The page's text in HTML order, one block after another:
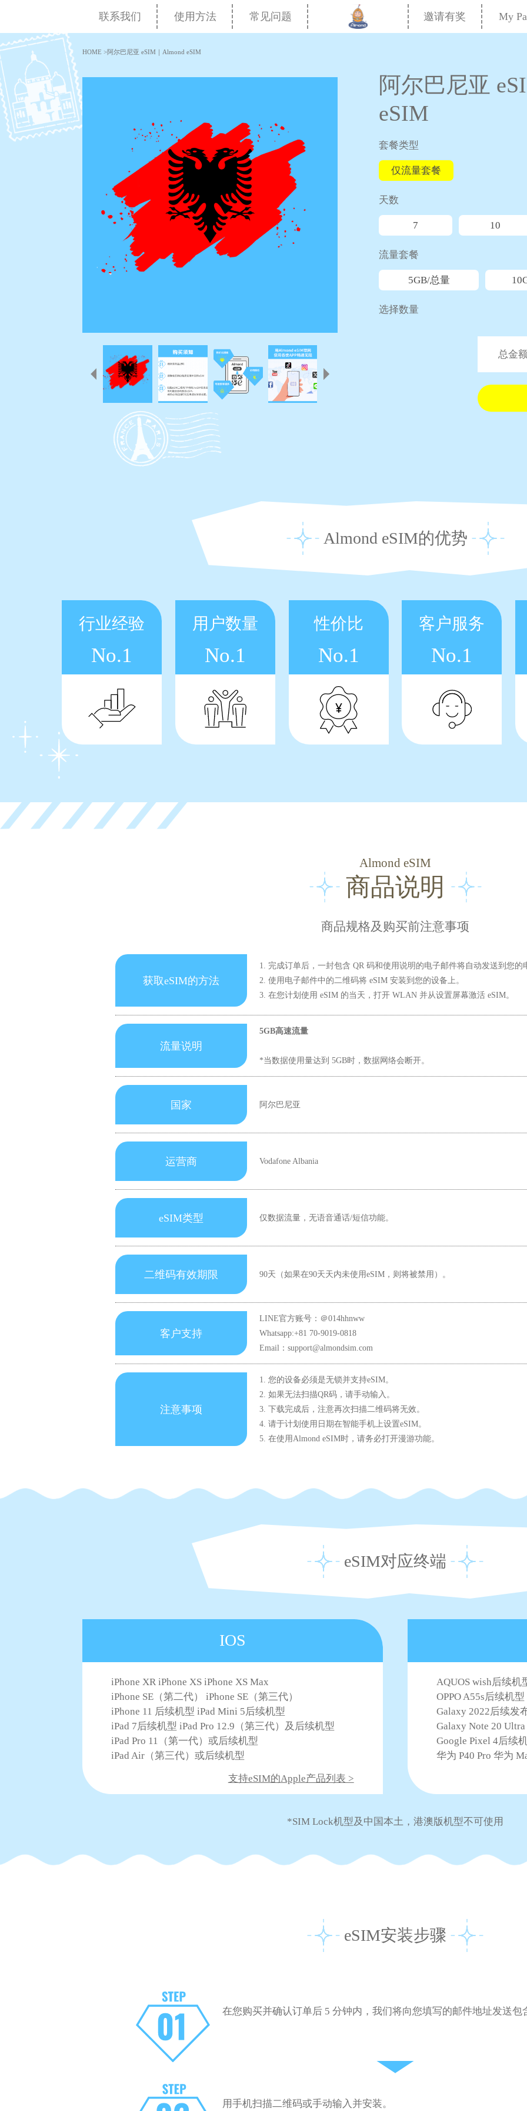
联系我们 使用方法 常见问题 邀请有奖 My
HOME >阿尔巴尼亚 eSIM｜Almond eSIM
阿尔巴尼亚
eSIM
套餐类型
仅流量套餐
天数
7 10
流量套餐
5GB/总量
选择数量
总金
Almond eSIM的优势
行业经验
No.1
用户数量
No.1
性价比
No.1
客户服务
No.1
Almond eSIM
商品说明
商品规格及购买前注意事项
获取eSIM的方法
1. 完成订单后，一封包含 QR 码和使用说明的电子邮件将自动发送到您的
2. 使用电子邮件中的二维码将 eSIM 安装到您的设备上。
3. 在您计划使用 eSIM 的当天，打开 WLAN 并从设置屏幕激活 eSIM。
流量说明
5GB高速流量
*当数据使用量达到 5GB时，数据网络会断开。
国家 阿尔巴尼亚
运营商 Vodafone Albania
eSIM类型 仅数据流量，无语音通话/短信功能。
二维码有效期限 90天（如果在90天天内未使用eSIM，则将被禁用）。
客户支持
LINE官方账号：＠014hhnww
Whatsapp:+81 70-9019-0818
Email：support@almondsim.com
注意事项
1. 您的设备必须是无锁并支持eSIM。
2. 如果无法扫描QR码，请手动输入。
3. 下载完成后，注意再次扫描二维码将无效。
4. 请于计划使用日期在智能手机上设置eSIM。
5. 在使用Almond eSIM时，请务必打开漫游功能。
eSIM对应终端
IOS
iPhone XR iPhone XS iPhone XS Max
iPhone SE（第二代） iPhone SE（第三代）
iPhone 11 后续机型 iPad Mini 5后续机型
iPad 7后续机型 iPad Pro 12.9（第三代）及后续机型
iPad Pro 11（第一代）或后续机型
iPad Air（第三代）或后续机型
支持eSIM的Apple产品列表 >
AQUOS wish后续机
OPPO A55s后续机型
Galaxy 2022后续发
Galaxy Note 20
Google Pixel 4后续
华为 P40 Pro 华为
*SIM Lock机型及中国本土，港澳版机型不可使用
eSIM安装步骤
在您购买并确认订单后 5 分钟内，我们将向您填写的邮件地址发送包
用手机扫描二维码或手动输入并安装。